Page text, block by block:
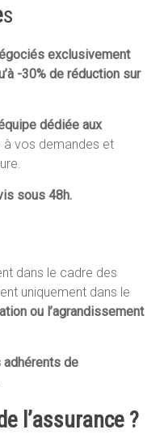
s
exclusivement
-30% de réduction sur
dédiée aux
à vos demandes et
sous 48h.
dans le cadre des
uniquement dans le
ou l’agrandissement
de
l’assurance ?